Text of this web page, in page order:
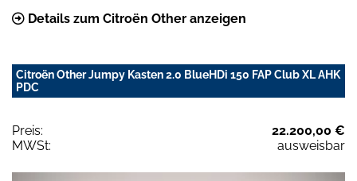
Details zum Citroën Other anzeigen
Citroën Other Jumpy Kasten 2.0 BlueHDi 150 FAP Club XL AHK
PDC
Preis:
22.200,00 €
MWSt:
ausweisbar